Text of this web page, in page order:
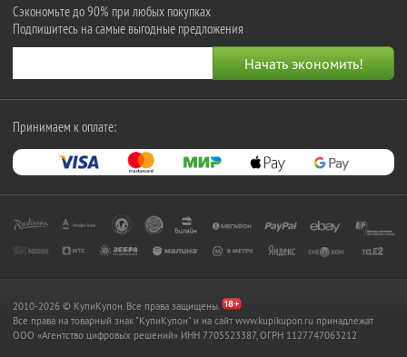
Сэкономьте до 90% при любых покупках
Подпишитесь на самые выгодные предложения
Принимаем к оплате:
2010-2026 © КупиКупон. Все права защищены.
Все права на товарный знак "КупиКупон" и на сайт www.kupikupon.ru принадлежат
OOO «Агентство цифровых решений» ИНН 7705523387, ОГРН 1127747063212